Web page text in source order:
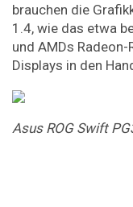
brauchen die
1.4, wie das etwa
und AMDs
Displays in den
Asus ROG Swift